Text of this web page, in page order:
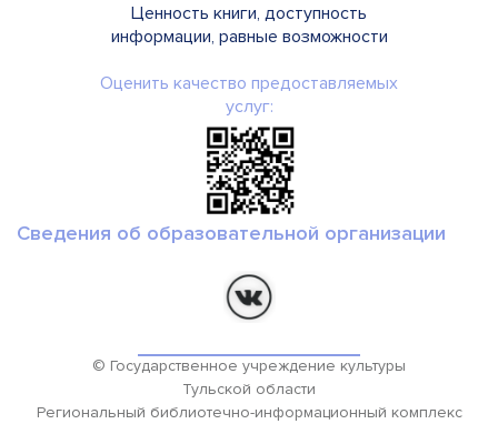
Ценность книги, доступность
информации, равные возможности
Оценить качество предоставляемых
услуг:
Сведения об образовательной организации
© Государственное учреждение культуры
Тульской области
Региональный библиотечно-информационный комплекс